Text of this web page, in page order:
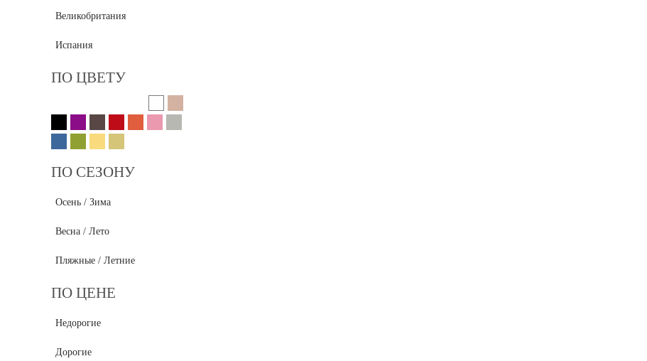
Великобритания
Испания
ПО ЦВЕТУ
ПО СЕЗОНУ
Осень / Зима
Весна / Лето
Пляжные / Летние
ПО ЦЕНЕ
Недорогие
Дорогие